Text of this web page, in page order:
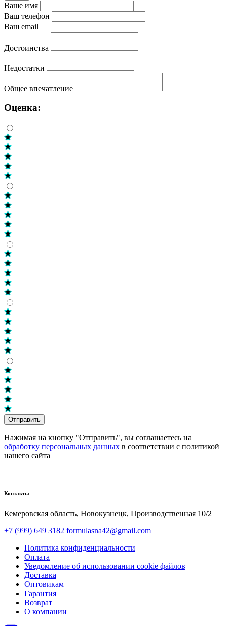
Ваше имя
Ваш телефон
Ваш email
Достоинства
Недостатки
Общее впечатление
Оценка:
Отправить
Нажимая на кнопку "Отправить", вы соглашаетесь на
обработку персональных данных в соответствии с политикой
нашего сайта
Контакты
Кемеровская область, Новокузнецк,​ Производственная 10/2
+7 (999) 649 3182 formulasna42@gmail.com
Политика конфиденциальности
Оплата
Уведомление об использовании cookie файлов
Доставка
Оптовикам
Гарантия
Возврат
О компании